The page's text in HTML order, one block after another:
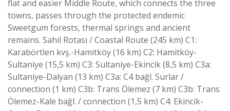
flat and easier Middle Route, which connects the three
towns, passes through the protected endemic
Sweetgum forests, thermal springs and ancient
remains. Sahil Rotası / Coastal Route (245 km) C1:
Karabörtlen kvş.-Hamitköy (16 km) C2: Hamitköy-
Sultaniye (15,5 km) C3: Sultaniye-Ekincik (8,5 km) C3a:
Sultaniye-Dalyan (13 km) C3a: C4 bağl. Surlar /
connection (1 km) C3b: Trans Ölemez (7 km) C3b: Trans
Ölemez-Kale bağl. / connection (1,5 km) C4: Ekincik-